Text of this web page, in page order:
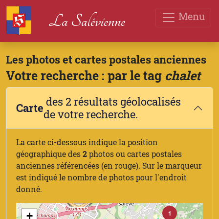
Menu
La Salévienne
Les photos et cartes postales anciennes
Votre recherche : par le tag chalet
Carte des 2 résultats géolocalisés
de votre recherche.
La carte ci-dessous indique la position
géographique des2photos ou cartes postales
anciennes référencées (en rouge). Sur le marqueur
est indiqué le nombre de photos pour l'endroit
donné.
1
+